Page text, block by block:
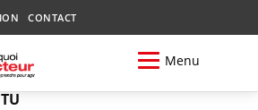
CONTACT
Menu